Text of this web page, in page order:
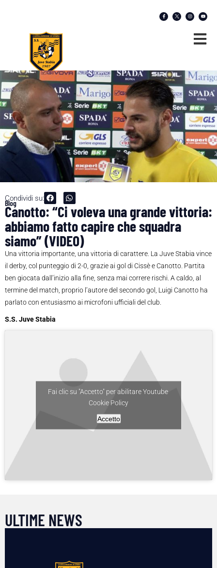
Condividi su:
Blog
Canotto: “Ci voleva una grande vittoria:
abbiamo fatto capire che squadra
siamo” (VIDEO)
Una vittoria importante, una vittoria di carattere. La Juve Stabia vince
il derby, col punteggio di 2-0, grazie ai gol di Cissè e Canotto. Partita
ben giocata dall’inizio alla fine, senza mai correre rischi. A caldo, al
termine del match, proprio l’autore del secondo gol, Luigi Canotto ha
parlato con entusiasmo ai microfoni ufficiali del club.
S.S. Juve Stabia
Fai clic su "Accetto" per abilitare Youtube
Cookie Policy
Accetto
ULTIME NEWS